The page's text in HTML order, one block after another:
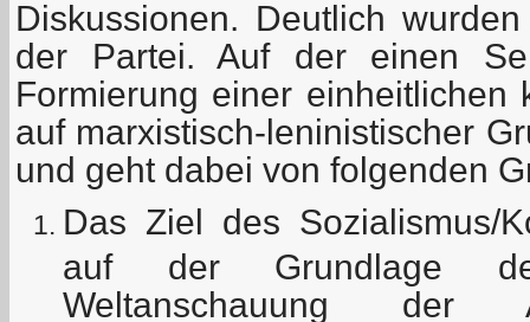
Diskussionen. Deutlich
der Partei. Auf der einen
Formierung einer einheitlichen
auf marxistisch-leninistischer
und geht dabei von folgenden
Das Ziel des Sozialismus/
auf der Grundlage der
Weltanschauung der